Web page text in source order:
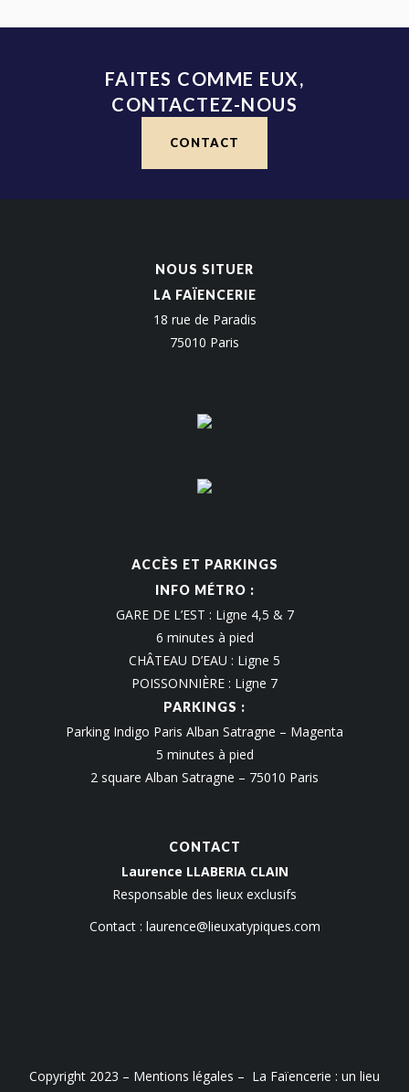
FAITES COMME EUX,
CONTACTEZ-NOUS
CONTACT
NOUS SITUER
LA FAÏENCERIE
18 rue de Paradis
75010 Paris
ACCÈS ET PARKINGS
INFO MÉTRO :
GARE DE L’EST : Ligne 4,5 & 7
6 minutes à pied
CHÂTEAU D’EAU : Ligne 5
POISSONNIÈRE : Ligne 7
PARKINGS :
Parking Indigo Paris Alban Satragne – Magenta
5 minutes à pied
2 square Alban Satragne – 75010 Paris
CONTACT
Laurence LLABERIA CLAIN
Responsable des lieux exclusifs
Contact : laurence@lieuxatypiques.com
Copyright 2023 – Mentions légales – La Faïencerie : un lieu